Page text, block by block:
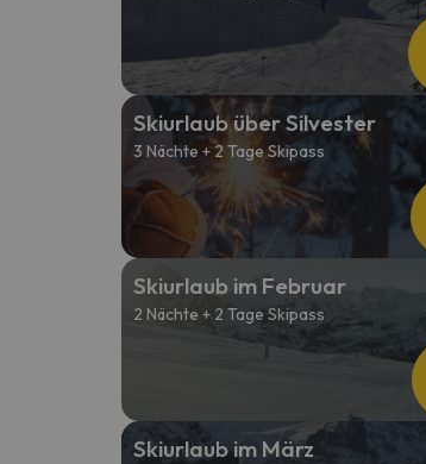
Oops, wir haben keine
Es sieht so aus, als hätte sich
Skiurlaub über Silvester
3 Nächte + 2 Tage Skipass
Skiurlaub im Februar
2 Nächte + 2 Tage Skipass
Skiurlaub im März